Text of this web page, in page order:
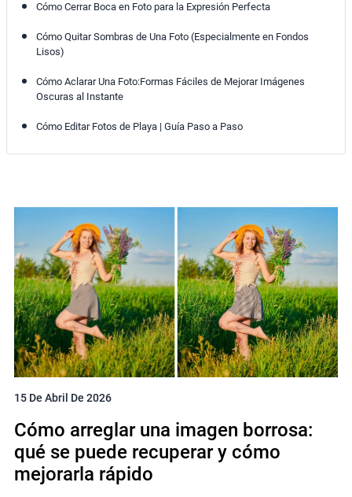
Cómo Cerrar Boca en Foto para la Expresión Perfecta
Cómo Quitar Sombras de Una Foto (Especialmente en Fondos
Lisos)
Cómo Aclarar Una Foto:Formas Fáciles de Mejorar Imágenes
Oscuras al Instante
Cómo Editar Fotos de Playa | Guía Paso a Paso
15 De Abril De 2026
Cómo arreglar una imagen borrosa:
qué se puede recuperar y cómo
mejorarla rápido